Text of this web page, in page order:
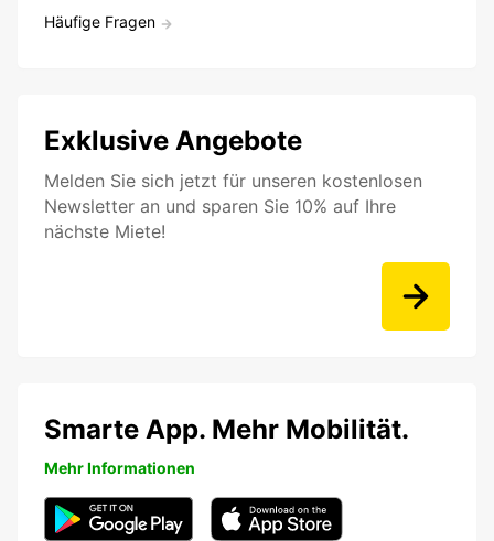
Häufige Fragen
Exklusive Angebote
Melden Sie sich jetzt für unseren kostenlosen
Newsletter an und sparen Sie 10% auf Ihre
nächste Miete!
Smarte App. Mehr Mobilität.
Mehr Informationen